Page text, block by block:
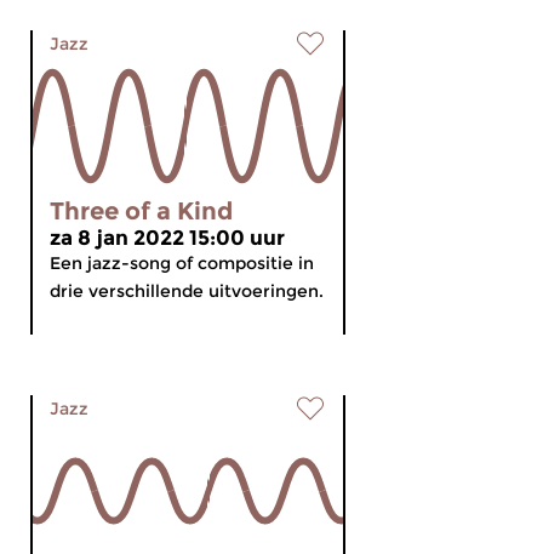
Jazz
Three of a Kind
za 8 jan 2022 15:00 uur
Een jazz-song of compositie in
drie verschillende uitvoeringen.
Jazz